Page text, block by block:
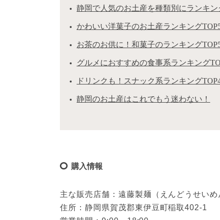
静岡で人気のお土産を種類別にランキン
かわいい洋菓子のお土産ランキング
お茶のお供に！和菓子のランキング
グルメにおすすめの食事系ランキング
ドリンクも！スナック系ランキング
静岡のお土産はこれでもう迷わない！
購入情報
主な販売店舗：遠藤製麺（えんどうせいめ
住所：静岡県賀茂郡東伊豆町稲取402-1